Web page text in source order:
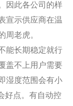
因此各公司的样
宣示供应商在温
周老虎。
能长期稳定就行
盖不上用户需要
湿度范围会有小
好点。有自动控